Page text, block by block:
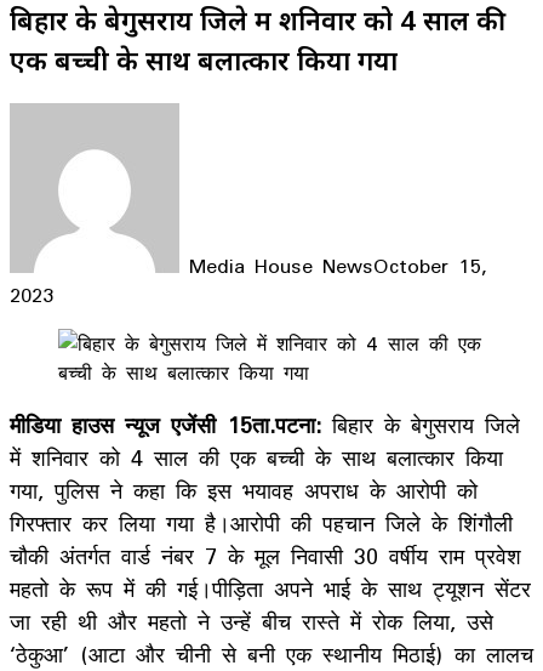
बिहार के बेगुसराय जिले में शनिवार को 4 साल की
एक बच्ची के साथ बलात्कार किया गया
Media House NewsOctober 15,
2023
Facebook
LinkedIn
WhatsApp
Telegram
मीडिया हाउस न्यूज एजेंसी 15ता.पटना: बिहार के बेगुसराय जिले
में शनिवार को 4 साल की एक बच्ची के साथ बलात्कार किया
गया, पुलिस ने कहा कि इस भयावह अपराध के आरोपी को
गिरफ्तार कर लिया गया है।आरोपी की पहचान जिले के शिंगौली
चौकी अंतर्गत वार्ड नंबर 7 के मूल निवासी 30 वर्षीय राम प्रवेश
महतो के रूप में की गई।पीड़िता अपने भाई के साथ ट्यूशन सेंटर
जा रही थी और महतो ने उन्हें बीच रास्ते में रोक लिया, उसे
‘ठेकुआ’ (आटा और चीनी से बनी एक स्थानीय मिठाई) का लालच